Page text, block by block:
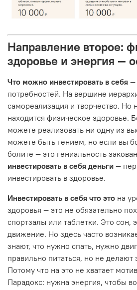
Направление второе:
здоровье и энергия —
Что можно инвестировать в себя —
потребностей. На вершине
самореализация и творчество. Но
находится физическое здоровье.
можете реализовать ни одну из
можете быть гением, но если вы
болите — это гениальность
инвестировать в себя деньги —
инвестировать в здоровье.
Инвестировать в себя что это на
здоровья — это не обязательно
спортзалы или таблетки. Это сон,
движение. Но здесь часто
знают, что нужно спать, нужно
правильно питаться, но не делают
Потому что на это не хватает
Парадокс: нужна энергия, чтобы